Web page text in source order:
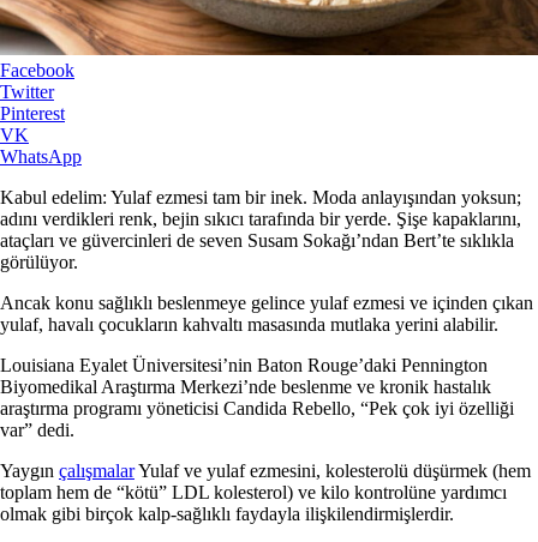
Facebook
Twitter
Pinterest
VK
WhatsApp
Kabul edelim: Yulaf ezmesi tam bir inek. Moda anlayışından yoksun;
adını verdikleri renk, bejin sıkıcı tarafında bir yerde. Şişe kapaklarını,
ataçları ve güvercinleri de seven Susam Sokağı’ndan Bert’te sıklıkla
görülüyor.
Ancak konu sağlıklı beslenmeye gelince yulaf ezmesi ve içinden çıkan
yulaf, havalı çocukların kahvaltı masasında mutlaka yerini alabilir.
Louisiana Eyalet Üniversitesi’nin Baton Rouge’daki Pennington
Biyomedikal Araştırma Merkezi’nde beslenme ve kronik hastalık
araştırma programı yöneticisi Candida Rebello, “Pek çok iyi özelliği
var” dedi.
Yaygın çalışmalarYulaf ve yulaf ezmesini, kolesterolü düşürmek (hem
toplam hem de “kötü” LDL kolesterol) ve kilo kontrolüne yardımcı
olmak gibi birçok kalp-sağlıklı faydayla ilişkilendirmişlerdir.